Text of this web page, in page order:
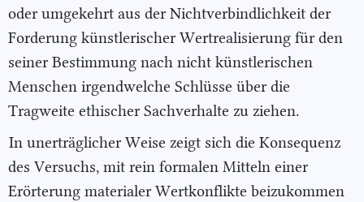
oder umgekehrt aus der Nichtverbindlichkeit der
Forderung künstlerischer Wertrealisierung für den
seiner Bestimmung nach nicht künstlerischen
Menschen irgendwelche Schlüsse über die
Tragweite ethischer Sachverhalte zu ziehen.
In unerträglicher Weise zeigt sich die Konsequenz
des Versuchs, mit rein formalen Mitteln einer
Erörterung materialer Wertkonflikte beizukommen